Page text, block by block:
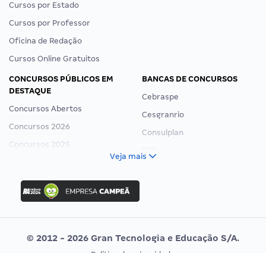
Cursos por Estado
Cursos por Professor
Oficina de Redação
Cursos Online Gratuitos
CONCURSOS PÚBLICOS EM
DESTAQUE
Concursos Abertos
Concursos 2026
Concursos 2025
Concurso Ibama
Concurso MPU
Editais publicados
BANCAS DE CONCURSOS
Cebraspe
Cesgranrio
Consulplan
Vunesp
Veja mais
© 2012 - 2026 Gran Tecnologia e Educação S/A.